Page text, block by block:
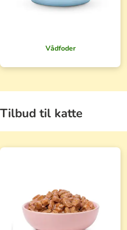
Vådfoder
Tilbud til katte